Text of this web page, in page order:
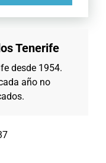
Tenerife
desde 1954.
año no